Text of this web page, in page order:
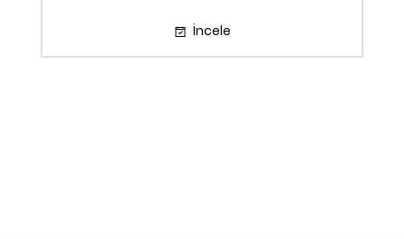
İncele